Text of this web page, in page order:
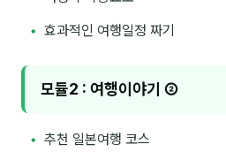
대면교육 후기
효과적인 여행일정 짜기
모듈2 : 여행이야기 ②
추천 일본여행 코스